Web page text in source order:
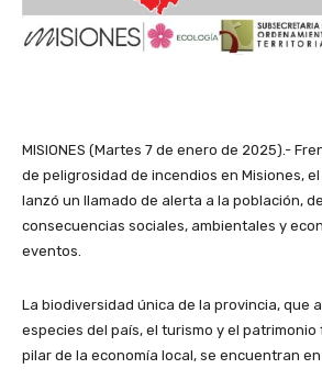
MISIONES (Martes 7 de enero de 2025).-
de peligrosidad de incendios en Misiones,
lanzó un llamado de alerta a la población,
consecuencias sociales, ambientales y
eventos.
La biodiversidad única de la provincia, que
especies del país, el turismo y el
pilar de la economía local, se encuentran